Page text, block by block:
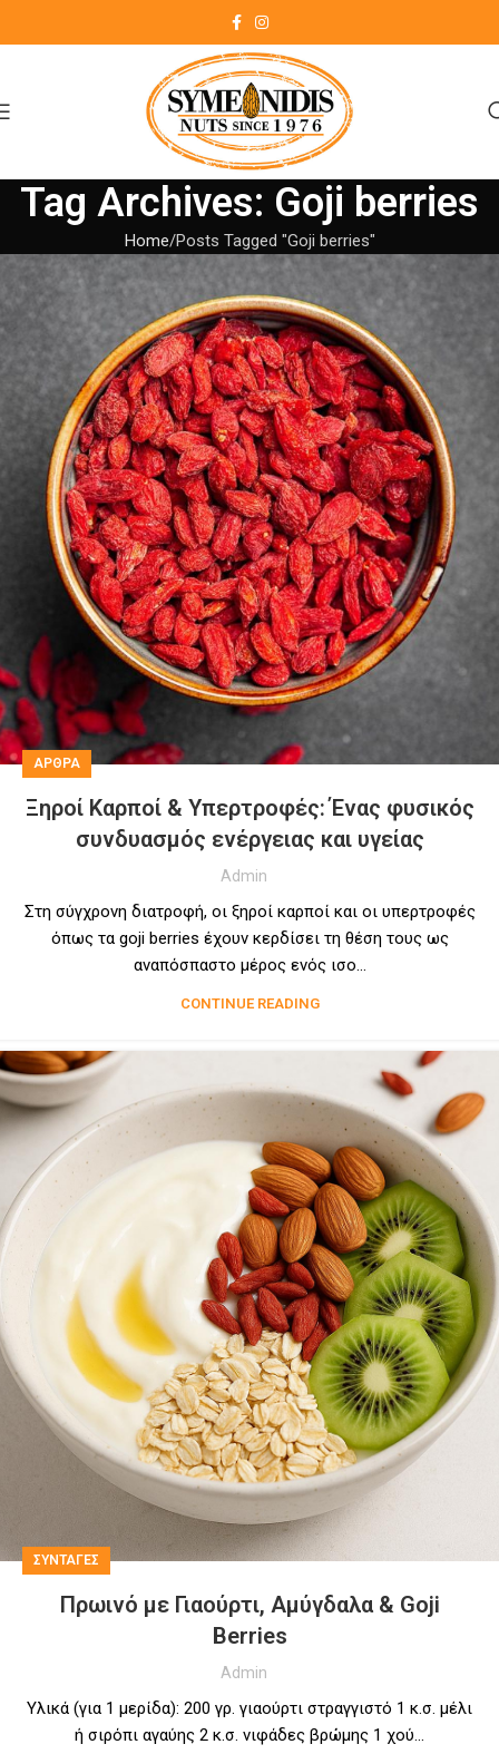
Tag Archives: Goji berries
Home Posts Tagged "Goji berries"
ΑΡΘΡΑ
Ξηροί Καρποί & Υπερτροφές: Ένας φυσικός
συνδυασμός ενέργειας και υγείας
Admin
Στη σύγχρονη διατροφή, οι ξηροί καρποί και οι υπερτροφές
όπως τα goji berries έχουν κερδίσει τη θέση τους ως
αναπόσπαστο μέρος ενός ισο...
CONTINUE READING
ΣΥΝΤΑΓΕΣ
Πρωινό με Γιαούρτι, Αμύγδαλα & Goji
Berries
Admin
Υλικά (για 1 μερίδα): 200 γρ. γιαούρτι στραγγιστό 1 κ.σ. μέλι
ή σιρόπι αγαύης 2 κ.σ. νιφάδες βρώμης 1 χού...